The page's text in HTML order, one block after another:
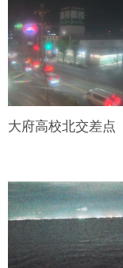
大府高校北交差点